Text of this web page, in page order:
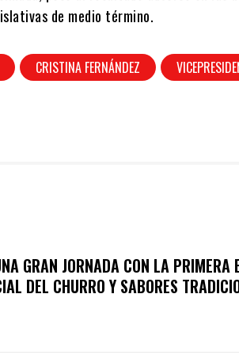
de medio término.
CRISTINA FERNÁNDEZ
GRAN JORNADA CON LA PRIMERA
DEL CHURRO Y SABORES